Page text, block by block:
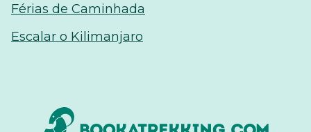
Férias de Caminhada
Escalar o Kilimanjaro